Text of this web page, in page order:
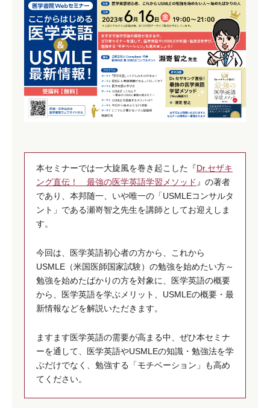
本セミナーでは一大旋風を巻き起こした『Dr.セザキ
ング直伝！ 最強の医学英語学習メソッド 』の著者
であり、本邦随一、いや唯一の「USMLEコンサルタ
ント」である瀬嵜智之先生を講師としてお迎えしま
す。
今回は、医学英語初心者の方から、これから
USMLE（米国医師国家試験）の勉強を始めたい方～
勉強を始めたばかりの方を対象に、医学英語の概要
から、医学英語を学ぶメリット、USMLEの概要・最
新情報などを解説いただきます。
ますます医学英語の需要が高まる中、ぜひ本セミナ
ーを通して、医学英語やUSMLEの知識・勉強法を学
ぶだけでなく、勉強する「モチベーション」も高め
てください。